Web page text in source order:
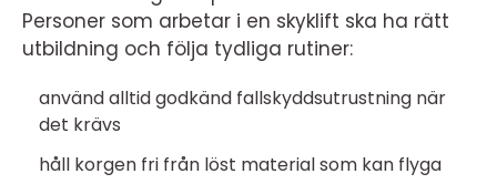
Personer som arbetar i en skyklift ska ha rätt
utbildning och följa tydliga rutiner:
använd alltid godkänd fallskyddsutrustning när
det krävs
håll korgen fri från löst material som kan flyga